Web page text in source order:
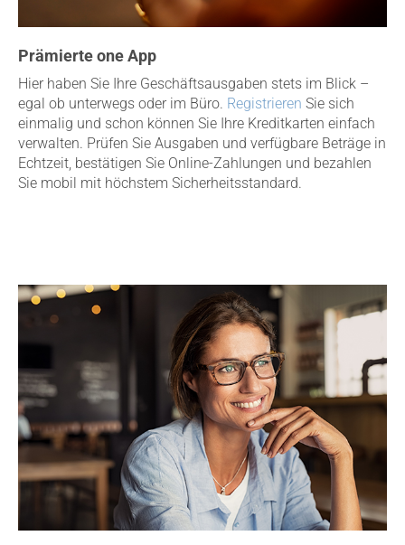
Prämierte one App
Hier haben Sie Ihre Geschäftsausgaben stets im Blick –
egal ob unterwegs oder im Büro. Registrieren Sie sich
einmalig und schon können Sie Ihre Kreditkarten einfach
verwalten. Prüfen Sie Ausgaben und verfügbare Beträge in
Echtzeit, bestätigen Sie Online-Zahlungen und bezahlen
Sie mobil mit höchstem Sicherheitsstandard.